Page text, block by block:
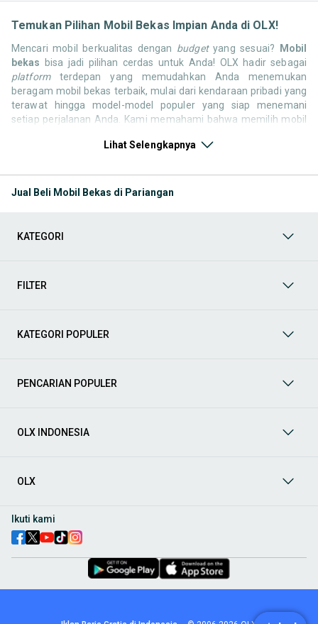
Temukan Pilihan Mobil Bekas Impian Anda di OLX!
Mencari mobil berkualitas dengan budgetyang sesuai? Mobil
bekas bisa jadi pilihan cerdas untuk Anda! OLX hadir sebagai
platformterdepan yang memudahkan Anda menemukan
beragam mobil bekas terbaik, mulai dari kendaraan pribadi yang
terawat hingga model-model populer yang siap menemani
setiap perjalanan Anda. Kami memahami bahwa memilih mobil
ribuan daftar dari penjual terpercaya di seluruh Indonesia.
dengan gaya hidup, kebutuhan, danbudgetAnda!
Memilih mobil bekas yang tepat tentu bukan perkara mudah.
berkelas, atau mobil kota yang irit dan lincah? Di OLX, Anda akan
mobil bekas Anda berjalan lancar, efisien, dan menyenangkan.
berbagai jenis mobil baru maupun bekas dengan kondisi
Aksesoris Mobil
: Lengkapi tampilan dan fungsionalitas mobil
aksesoris interior seperti sarung jok dan karpet, hingga
audio terbaik bersama
berbagai pilihan
hingga instalasi audio profesional. Cocok untuk Anda yang
ingin meningkatkan kualitas suara dalam kabinmobil,
menjadikan setiap perjalanan lebih menyenangkan.
Spare Part Mobil: Jaga performamobilAnda denganspare
berbagai komponen penting mulai dari filter oli, kampas rem,
Lihat Selengkapnya
Jual Beli Mobil Bekas di Pariangan
KATEGORI
FILTER
KATEGORI POPULER
PENCARIAN POPULER
OLX INDONESIA
OLX
Ikuti kami